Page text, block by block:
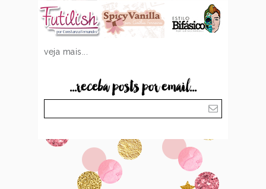
veja mais...
...receba posts por email...